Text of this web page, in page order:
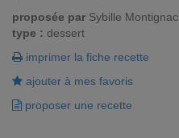
proposée par Sybille Montignac
type : dessert
imprimer la fiche recette
ajouter à mes favoris
proposer une recette